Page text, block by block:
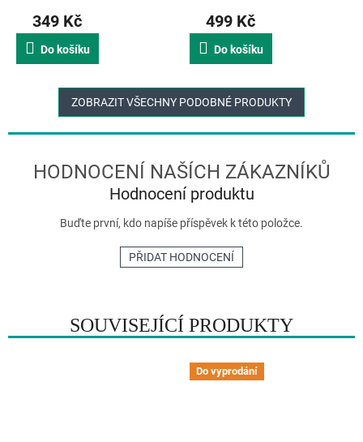
SOUVISEJÍCÍ PRODUKTY
Do vyprodání
349 Kč
Do košíku
499 Kč
Do košíku
ZOBRAZIT VŠECHNY PODOBNÉ PRODUKTY
Hodnocení produktu
Buďte první, kdo napíše příspěvek k této položce.
PŘIDAT HODNOCENÍ